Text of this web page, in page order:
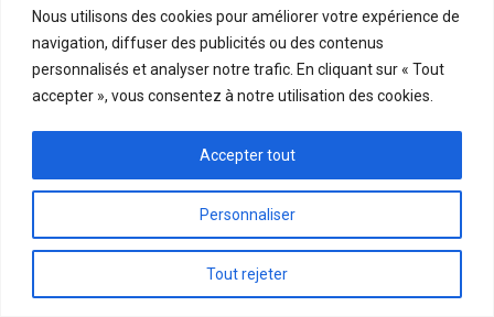
Nous utilisons des cookies pour améliorer votre expérience de
navigation, diffuser des publicités ou des contenus
personnalisés et analyser notre trafic. En cliquant sur « Tout
accepter », vous consentez à notre utilisation des cookies.
Personnaliser
Tout rejeter
Accepter tout
Système de rail T6-SN